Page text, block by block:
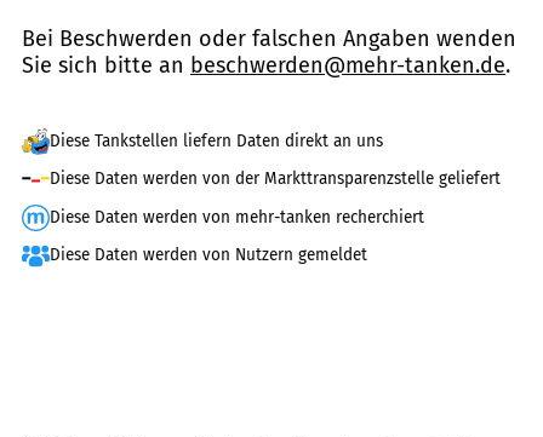
Bei Beschwerden oder falschen Angaben wenden
Sie sich bitte an beschwerden@mehr-tanken.de.
Diese Tankstellen liefern Daten direkt an uns
Diese Daten werden von der Markttransparenzstelle geliefert
Diese Daten werden von mehr-tanken recherchiert
Diese Daten werden von Nutzern gemeldet